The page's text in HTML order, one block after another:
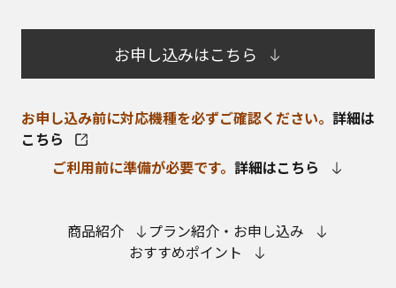
お申し込みはこちら
お申し込み前に対応機種を必ずご確認ください。 詳細は
こちら
ご利用前に準備が必要です。 詳細はこちら
商品紹介
プラン紹介・お申し込み
おすすめポイント